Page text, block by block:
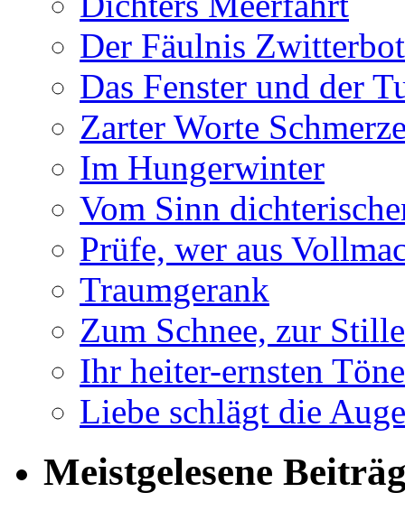
Der Fäulnis
Das Fenster und der
Zarter Worte
Im Hungerwinter
Vom Sinn
Prüfe, wer aus
Traumgerank
Zum Schnee, zur Stille
Ihr heiter-ernsten Töne
Liebe schlägt die
Meistgelesene